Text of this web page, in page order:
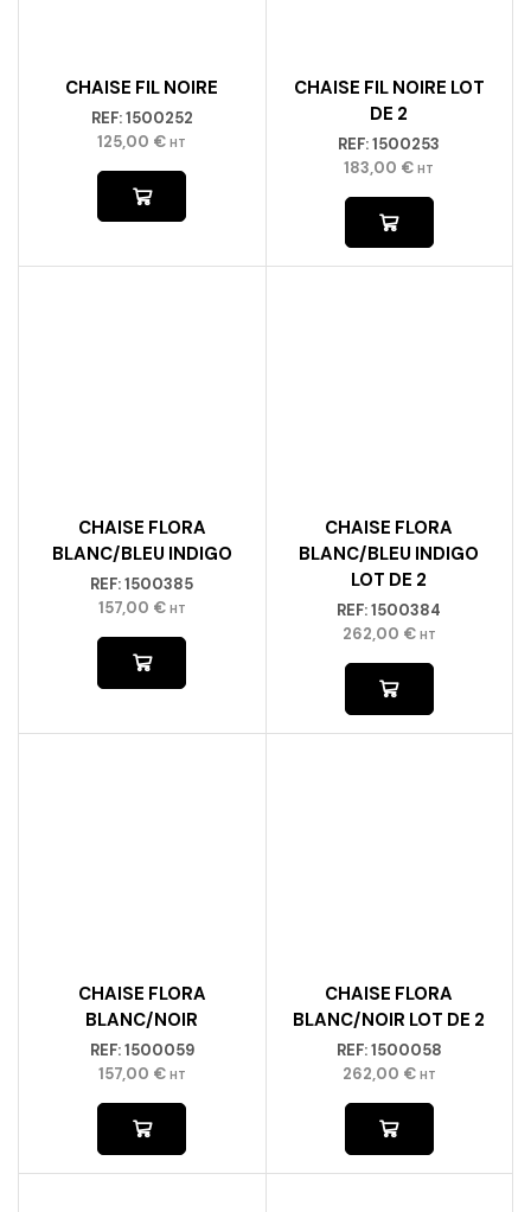
CHAISE FIL NOIRE
REF:1500252
125,00 € HT
CHAISE FIL NOIRE LOT
DE 2
REF:1500253
183,00 € HT
CHAISE FLORA
BLANC/BLEU INDIGO
REF:1500385
157,00 € HT
CHAISE FLORA
BLANC/BLEU INDIGO
LOT DE 2
REF:1500384
262,00 € HT
CHAISE FLORA
BLANC/NOIR
REF:1500059
157,00 € HT
CHAISE FLORA
BLANC/NOIR LOT DE 2
REF:1500058
262,00 € HT